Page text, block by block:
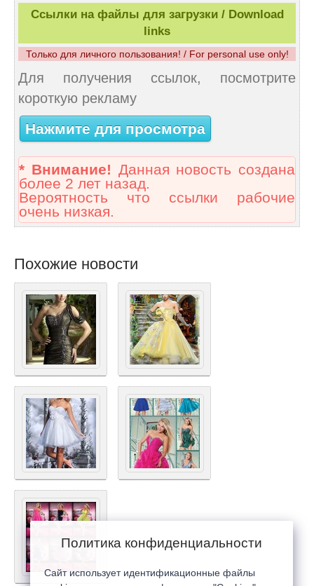
Ссылки на файлы для загрузки / Download
links
Только для личного пользования! / For personal use only!
Для получения ссылок, посмотрите
короткую рекламу
Нажмите для просмотра
* Внимание! Данная новость создана
более 2 лет назад.
Вероятность что ссылки рабочие
очень низкая.
Похожие новости
Политика конфиденциальности
Сайт использует идентификационные файлы